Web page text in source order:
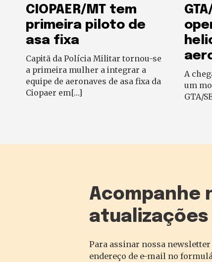
CIOPAER/MT tem
primeira piloto de
asa fixa
Capitã da Polícia Militar tornou-se
a primeira mulher a integrar a
equipe de aeronaves de asa fixa da
Ciopaer em[…]
A
um
GTA/
Acompanhe
Para assinar nossa
endereço de e-mail no